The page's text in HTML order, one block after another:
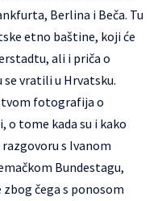
Berlina i Beča. Tu
etno baštine, koji će
ali i priča o
vratili u Hrvatsku.
fotografija o
o tome kada su i kako
razgovoru s Ivanom
Bundestagu,
čega s ponosom